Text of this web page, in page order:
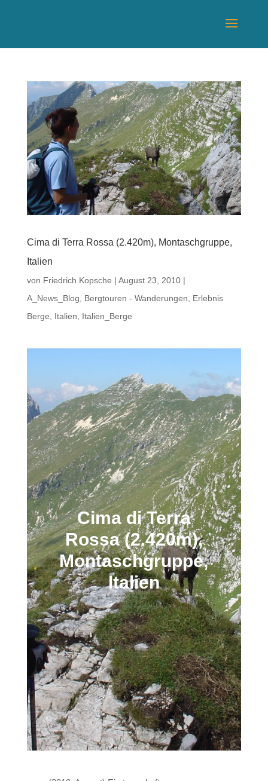
Cima di Terra Rossa (2.420m), Montaschgruppe,
Italien
von Friedrich Kopsche | August 23, 2010|
A_News_Blog
Bergtouren - Wanderungen
Erlebnis
Berge
Italien Italien_Berge
Cima di Terra
Rossa (2.420m),
Montaschgruppe,
Italien